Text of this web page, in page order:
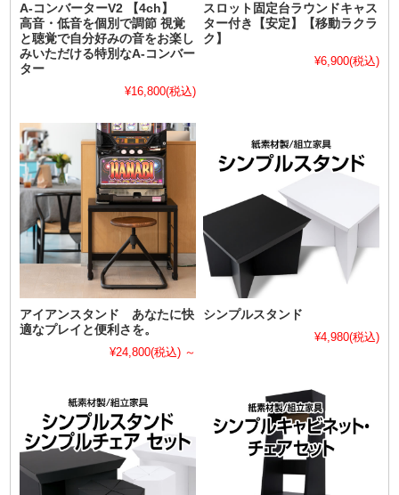
A-コンバーターV2 【4ch】
高音・低音を個別で調節 視覚
と聴覚で自分好みの音をお楽し
みいただける特別なA-コンバー
ター
¥16,800(税込)
スロット固定台ラウンドキャス
ター付き【安定】【移動ラクラ
ク】
¥6,900(税込)
アイアンスタンド あなたに快
適なプレイと便利さを。
¥24,800(税込) ～
シンプルスタンド
¥4,980(税込)